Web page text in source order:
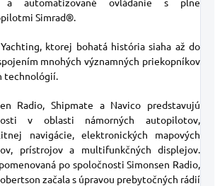
Simrad®.
ktorej bohatá história siaha až do
mnohých významných priekopníkov
technológií.
Radio, Shipmate a Navico predstavujú
v oblasti námorných autopilotov,
navigácie, elektronických mapových
prístrojov a multifunkčných displejov.
po spoločnosti Simonsen Radio,
začala s úpravou prebytočných rádií